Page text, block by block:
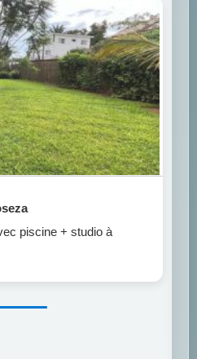
piscine + studio à